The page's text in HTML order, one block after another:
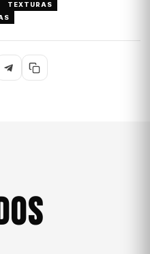
TEXTURAS